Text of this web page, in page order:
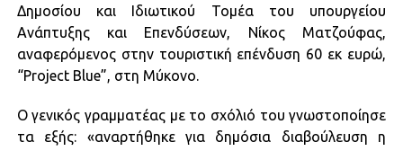
Δημοσίου και Ιδιωτικού Τομέα του υπουργείου
Ανάπτυξης και Επενδύσεων, Νίκος Ματζούφας,
αναφερόμενος στην τουριστική επένδυση 60 εκ ευρώ,
“Project Blue”, στη Μύκονο.
Ο γενικός γραμματέας με το σχόλιό του γνωστοποίησε
τα εξής: «αναρτήθηκε για δημόσια διαβούλευση η